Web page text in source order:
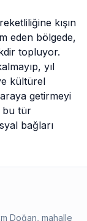
kışın
eden bölgede,
topluyor.
yıl
kültürel
getirmeyi
bu tür
bağları
Doğan, mahalle